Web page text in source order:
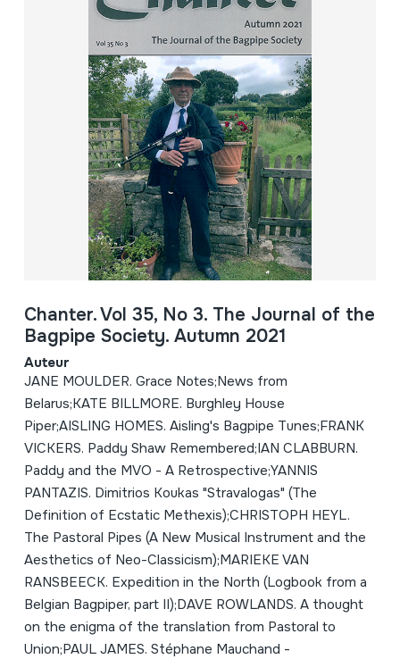
Chanter. Vol 35, No 3. The Journal of the
Bagpipe Society. Autumn 2021
Auteur
JANE MOULDER. Grace Notes;News from
Belarus;KATE BILLMORE. Burghley House
Piper;AISLING HOMES. Aisling's Bagpipe Tunes;FRANK
VICKERS. Paddy Shaw Remembered;IAN CLABBURN.
Paddy and the MVO - A Retrospective;YANNIS
PANTAZIS. Dimitrios Koukas "Stravalogas" (The
Definition of Ecstatic Methexis);CHRISTOPH HEYL.
The Pastoral Pipes (A New Musical Instrument and the
Aesthetics of Neo-Classicism);MARIEKE VAN
RANSBEECK. Expedition in the North (Logbook from a
Belgian Bagpiper, part II);DAVE ROWLANDS. A thought
on the enigma of the translation from Pastoral to
Union;PAUL JAMES. Stéphane Mauchand -